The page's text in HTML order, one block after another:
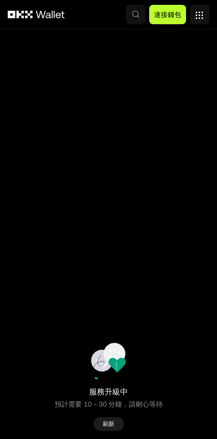
連接錢包
服務升級中
預計需要 10 ~ 30 分鐘，請耐心等待
刷新